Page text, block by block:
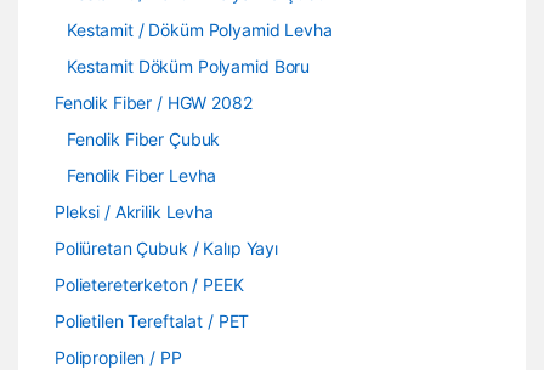
Kestamit / Döküm Polyamid Levha
Kestamit Döküm Polyamid Boru
Fenolik Fiber / HGW 2082
Fenolik Fiber Çubuk
Fenolik Fiber Levha
Pleksi / Akrilik Levha
Poliüretan Çubuk / Kalıp Yayı
Polietereterketon / PEEK
Polietilen Tereftalat / PET
Polipropilen / PP